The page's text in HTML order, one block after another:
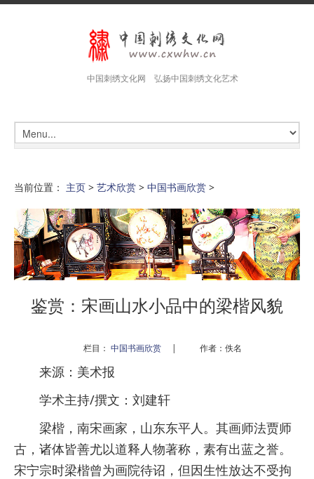
中国刺绣文化网 弘扬中国刺绣文化艺术
当前位置： 主页 > 艺术欣赏 > 中国书画欣赏 >
鉴赏：宋画山水小品中的梁楷风貌
栏目： 中国书画欣赏| 作者：佚名
来源：美术报
学术主持/撰文：刘建轩
梁楷，南宋画家，山东东平人。其画师法贾师
古，诸体皆善尤以道释人物著称，素有出蓝之誉。
宋宁宗时梁楷曾为画院待诏，但因生性放达不受拘